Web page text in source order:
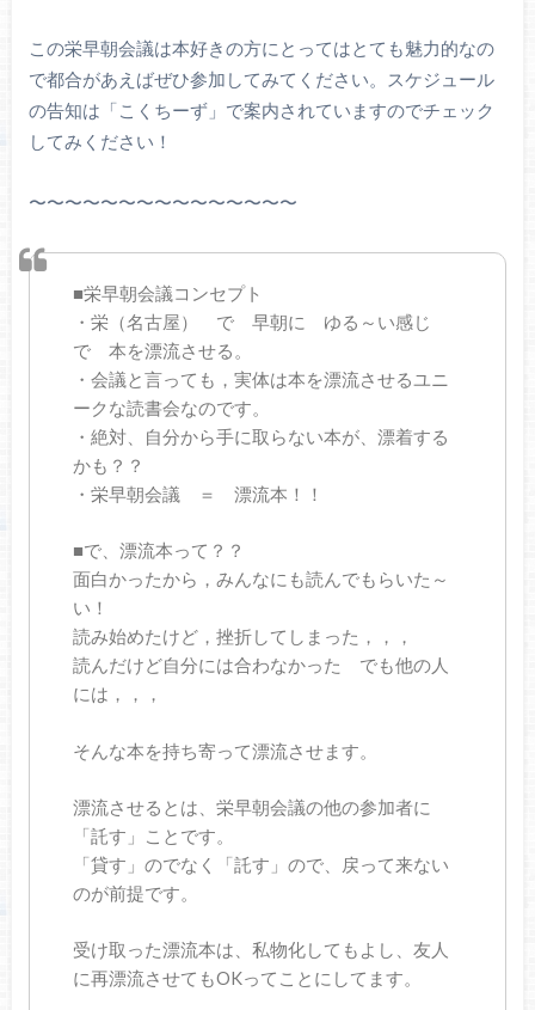
この栄早朝会議は本好きの方にとってはとても魅力的なの
で都合があえばぜひ参加してみてください。スケジュール
の告知は「こくちーず」で案内されていますのでチェック
してみください！
〜〜〜〜〜〜〜〜〜〜〜〜〜〜〜
■栄早朝会議コンセプト
・栄（名古屋） で 早朝に ゆる～い感じ
で 本を漂流させる。
・会議と言っても，実体は本を漂流させるユニ
ークな読書会なのです。
・絶対、自分から手に取らない本が、漂着する
かも？？
・栄早朝会議 ＝ 漂流本！！
■で、漂流本って？？
面白かったから，みんなにも読んでもらいた～
い！
読み始めたけど，挫折してしまった，，，
読んだけど自分には合わなかった でも他の人
には，，，
そんな本を持ち寄って漂流させます。
漂流させるとは、栄早朝会議の他の参加者に
「託す」ことです。
「貸す」のでなく「託す」ので、戻って来ない
のが前提です。
受け取った漂流本は、私物化してもよし、友人
に再漂流させてもOKってことにしてます。